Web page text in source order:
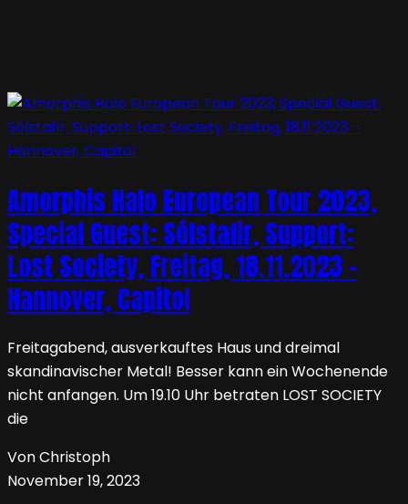
Amorphis Halo European Tour 2023,
Special Guest: Sólstafir, Support:
Lost Society, Freitag, 18.11.2023 –
Hannover, Capitol
Freitagabend, ausverkauftes Haus und dreimal
skandinavischer Metal! Besser kann ein Wochenende
nicht anfangen. Um 19.10 Uhr betraten LOST SOCIETY
die
Von Christoph
November 19, 2023